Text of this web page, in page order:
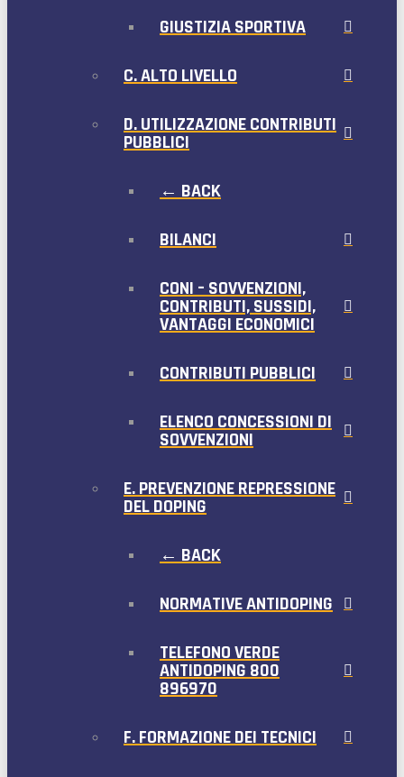
GIUSTIZIA SPORTIVA
C. ALTO LIVELLO
D. UTILIZZAZIONE CONTRIBUTI
PUBBLICI
← BACK
BILANCI
CONI – SOVVENZIONI,
CONTRIBUTI, SUSSIDI,
VANTAGGI ECONOMICI
CONTRIBUTI PUBBLICI
ELENCO CONCESSIONI DI
SOVVENZIONI
E. PREVENZIONE REPRESSIONE
DEL DOPING
← BACK
NORMATIVE ANTIDOPING
TELEFONO VERDE
ANTIDOPING 800
896970
F. FORMAZIONE DEI TECNICI